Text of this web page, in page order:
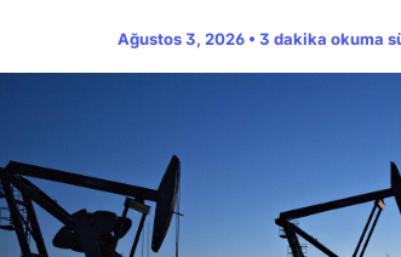
Ağustos 3, 2026 • 3 dakika okuma